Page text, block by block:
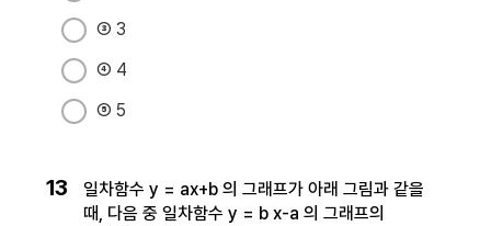
③ 3
④ 4
⑤ 5
13
일차함수 y = ax+b 의 그래프가 아래 그림과 같을
때, 다음 중 일차함수 y = b x-a 의 그래프의